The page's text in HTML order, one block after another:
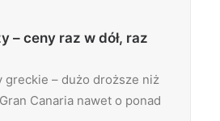
– ceny raz w dół, raz
greckie – dużo droższe niż
Canaria nawet o ponad